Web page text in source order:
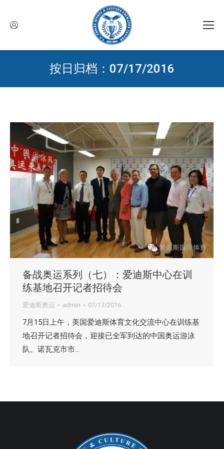
按日归档： 07/17/2016
备战奥运系列（七）：爱迪斯中心在训
练基地召开记者招待会
爱迪斯奥运 admin 07/17/2016
7月15日上午，美国爱迪斯体育文化交流中心在训练基
地召开记者招待会，迎接已全军到达的中国奥运游泳
队。诺瓦克市市…